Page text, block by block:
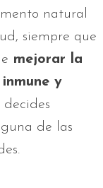
natural
siempre que
mejorar la
y
decides
de las